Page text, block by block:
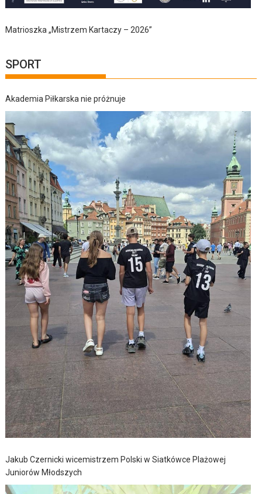
Matrioszka „Mistrzem Kartaczy – 2026”
SPORT
Akademia Piłkarska nie próżnuje
Jakub Czernicki wicemistrzem Polski w Siatkówce Plażowej
Juniorów Młodszych